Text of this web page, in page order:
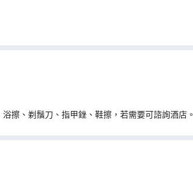
擦、剃鬚刀、指甲銼、鞋擦，若需要可諮詢酒店。